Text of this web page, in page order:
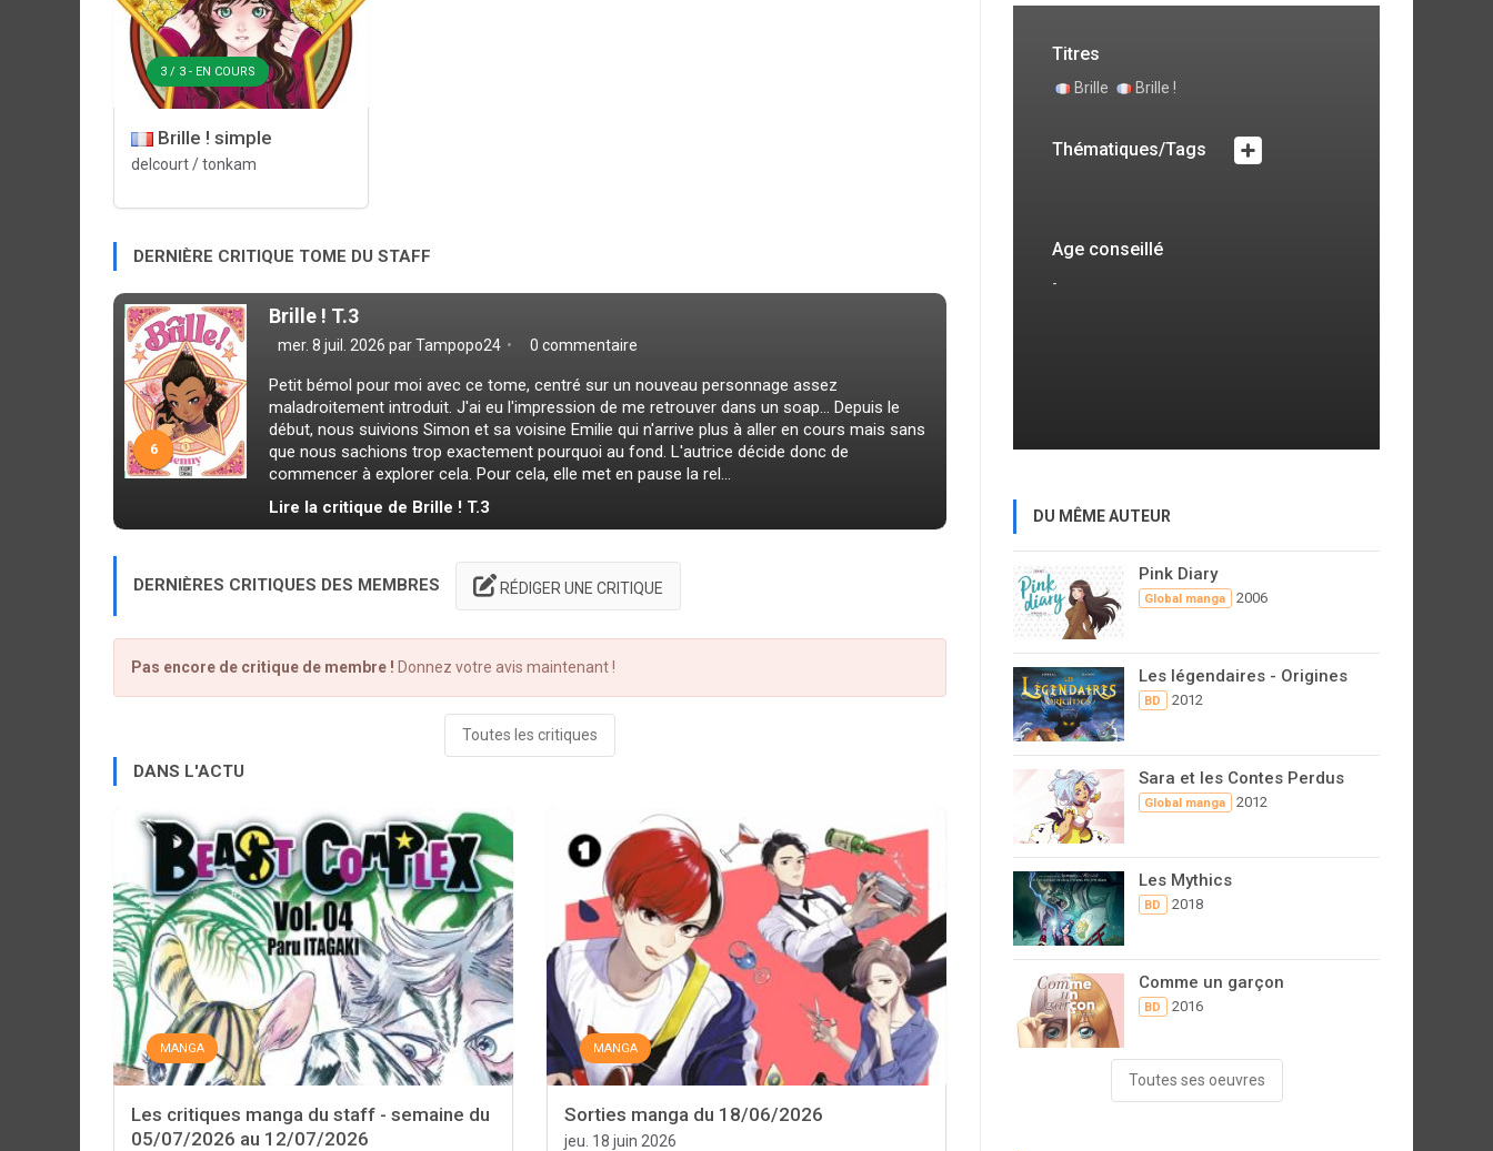
3 / 3 - EN COURS
Brille ! simple
delcourt / tonkam
DERNIÈRE CRITIQUE TOME DU STAFF
6
Brille ! T.3
mer. 8 juil. 2026 parTampopo24 0 commentaire
Petit bémol pour moi avec ce tome, centré sur un nouveau personnage assez
maladroitement introduit. J'ai eu l'impression de me retrouver dans un soap... Depuis le
début, nous suivions Simon et sa voisine Emilie qui n'arrive plus à aller en cours mais sans
que nous sachions trop exactement pourquoi au fond. L'autrice décide donc de
commencer à explorer cela. Pour cela, elle met en pause la rel...
Lire la critique de Brille ! T.3
DERNIÈRES CRITIQUES DES MEMBRES RÉDIGER UNE CRITIQUE
Pas encore de critique de membre ! Donnez votre avis maintenant !
Toutes les critiques
DANS L'ACTU
MANGA
Les critiques manga du staff - semaine du
05/07/2026 au 12/07/2026
MANGA
Sorties manga du 18/06/2026
jeu. 18 juin 2026
Titres
Brille Brille !
Thématiques/Tags
Age conseillé
-
DU MÊME AUTEUR
Pink Diary
Global manga 2006
Les légendaires - Origines
BD 2012
Sara et les Contes Perdus
Global manga 2012
Les Mythics
BD 2018
Comme un garçon
BD 2016
Toutes ses oeuvres